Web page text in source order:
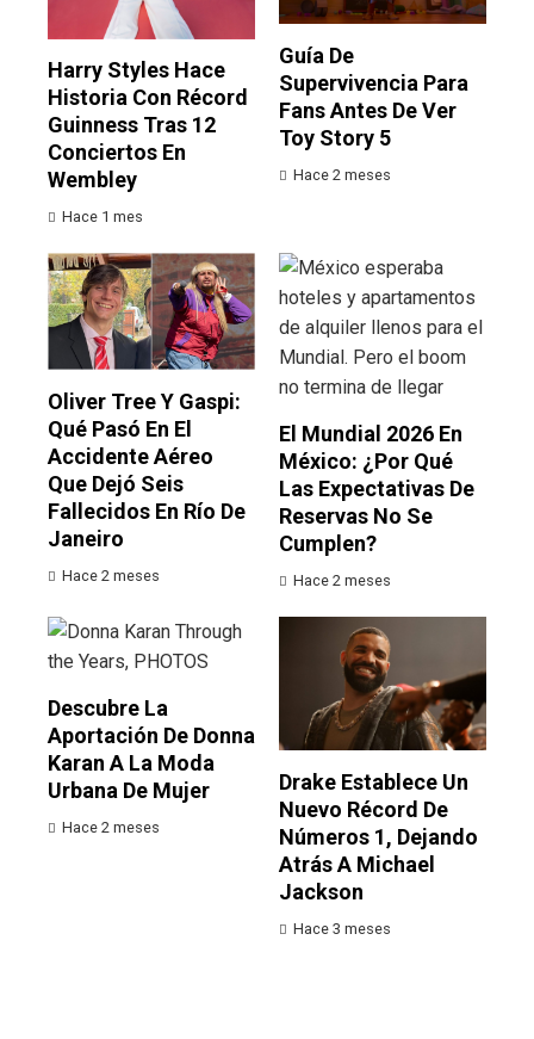
Harry Styles Hace
Historia Con Récord
Guinness Tras 12
Conciertos En
Wembley
Hace 1 mes
Guía De
Supervivencia Para
Fans Antes De Ver
Toy Story 5
Hace 2 meses
Oliver Tree Y Gaspi:
Qué Pasó En El
Accidente Aéreo
Que Dejó Seis
Fallecidos En Río De
Janeiro
Hace 2 meses
El Mundial 2026 En
México: ¿por Qué
Las Expectativas De
Reservas No Se
Cumplen?
Hace 2 meses
Descubre La
Aportación De Donna
Karan A La Moda
Urbana De Mujer
Hace 2 meses
Drake Establece Un
Nuevo Récord De
Números 1, Dejando
Atrás A Michael
Jackson
Hace 3 meses